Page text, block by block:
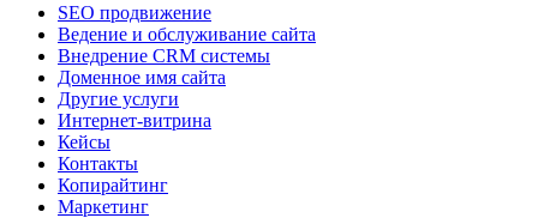
SEO продвижение
Ведение и обслуживание сайта
Внедрение CRM системы
Доменное имя сайта
Другие услуги
Интернет-витрина
Кейсы
Контакты
Копирайтинг
Маркетинг